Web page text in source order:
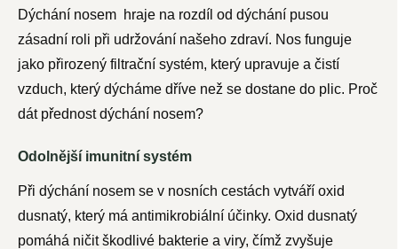
Dýchání nosem hraje na rozdíl od dýchání pusou
zásadní roli při udržování našeho zdraví. Nos funguje
jako přirozený filtrační systém, který upravuje a čistí
vzduch, který dýcháme dříve než se dostane do plic. Proč
dát přednost dýchání nosem?
Odolnější imunitní systém
Při dýchání nosem se v nosních cestách vytváří oxid
dusnatý, který má antimikrobiální účinky. Oxid dusnatý
pomáhá ničit škodlivé bakterie a viry, čímž zvyšuje